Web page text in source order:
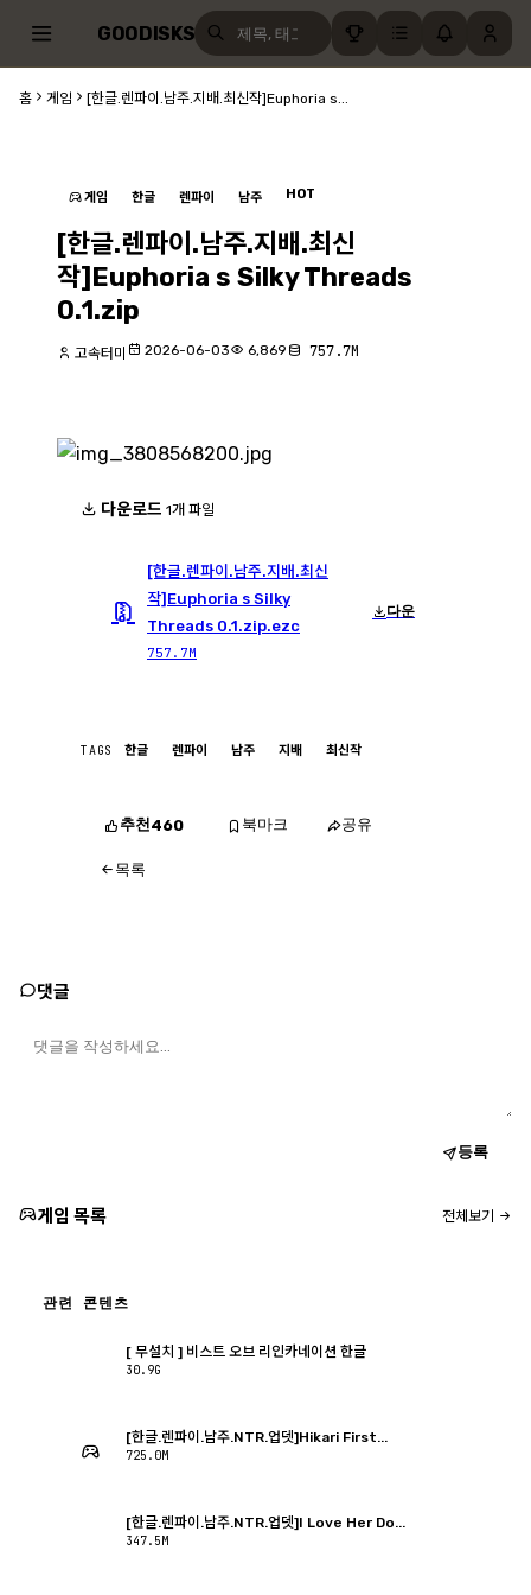
GOODISKS
홈 게임 [한글.렌파이.남주.지배.최신작]Euphoria s...
게임 한글 렌파이 남주 HOT
[한글.렌파이.남주.지배.최신
작]Euphoria s Silky Threads
0.1.zip
고속터미 2026-06-03 6,869 757.7M
다운로드 1개 파일
[한글.렌파이.남주.지배.최신
작]Euphoria s Silky
Threads 0.1.zip.ezc
757.7M
다운
TAGS 한글 렌파이 남주 지배 최신작
추천460 북마크 공유
목록
댓글
등록
게임 목록 전체보기
관련 콘텐츠
[ 무설치 ] 비스트 오브 리인카네이션 한글
30.9G
[한글.렌파이.남주.NTR.업뎃]Hikari First...
725.0M
[한글.렌파이.남주.NTR.업뎃]I Love Her Do...
347.5M